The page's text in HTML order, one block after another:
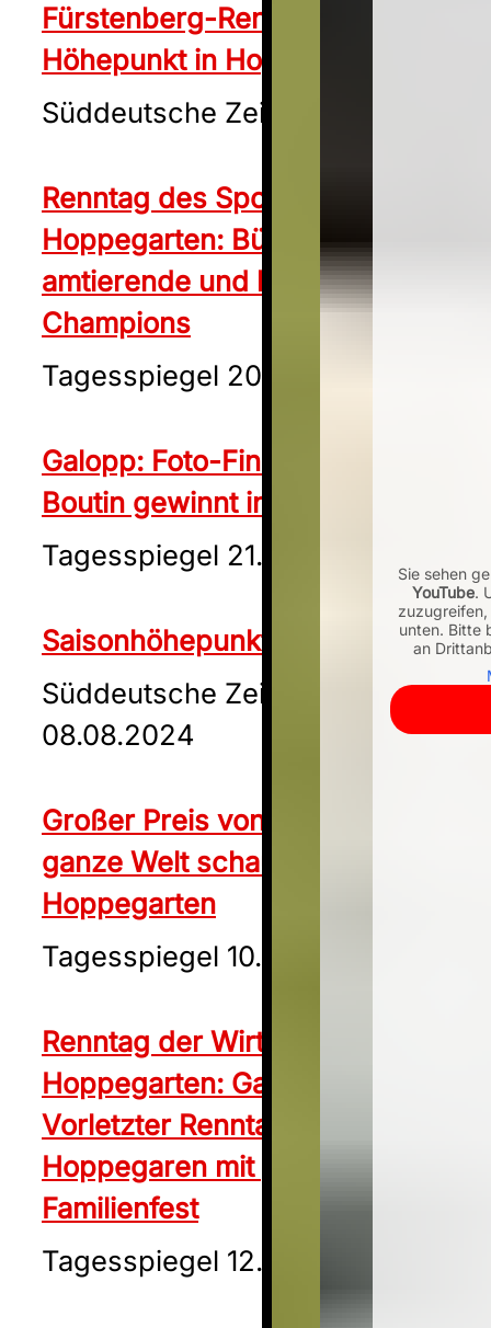
Fürstenberg-Rennen als
Höhepunkt in Hoppegarten
Süddeutsche Zeitung 19.07.2024
Renntag des Sports in
Hoppegarten: Bühne frei für
amtierende und kommende
Champions
Tagesspiegel 20.07.2024
Galopp: Foto-Finish: Franzose
Boutin gewinnt in Hoppegarten
Tagesspiegel 21.07.2024
Saisonhöhepunkt in Hoppegarten
Süddeutsche Zeitung
08.08.2024
Großer Preis von Berlin: Die
ganze Welt schaut nach
Hoppegarten
Tagesspiegel 10.08.2024
Renntag der Wirtschaft in
Hoppegarten: Galopprennen:
Vorletzter Renntag in
Hoppegaren mit großem
Familienfest
Tagesspiegel 12.09.2024
Sie sehen gerade
YouTube. Um auf
zuzugreifen,
unten. Bitte
an Drittanbieter
Mehr
Sie sehen gerade
YouTube. Um
zuzugreifen,
unten. Bitte
an Drittanbieter
Mehr
Sie sehen
YouTube.
unten. Bitte
an